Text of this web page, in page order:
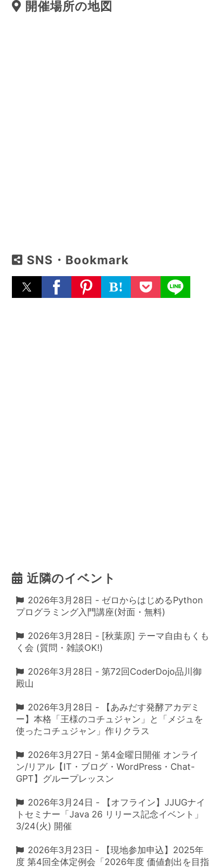
開催場所の地図
SNS・Bookmark
B!
近隣のイベント
2026年3月28日 - ゼロからはじめるPython
プログラミング入門講座(対面・無料)
2026年3月28日 - [秋葉原] テーマ自由もくも
く会 (質問・雑談OK!)
2026年3月28日 - 第72回CoderDojo品川御
殿山
2026年3月28日 - 【あみだす発酵アカデミ
ー】本格「王様のコチュジャン」と「メジュを
使ったコチュジャン」作りクラス
2026年3月27日 - 第4金曜日開催 オンライ
ン/リアル【IT・ブログ・WordPress・Chat-
GPT】グループレッスン
2026年3月24日 - 【オフライン】JJUGナイ
トセミナー「Java 26 リリース記念イベント」
3/24(火) 開催
2026年3月23日 - 【現地参加申込】2025年
度 第4回全体定例会「2026年度 価値創出を目指